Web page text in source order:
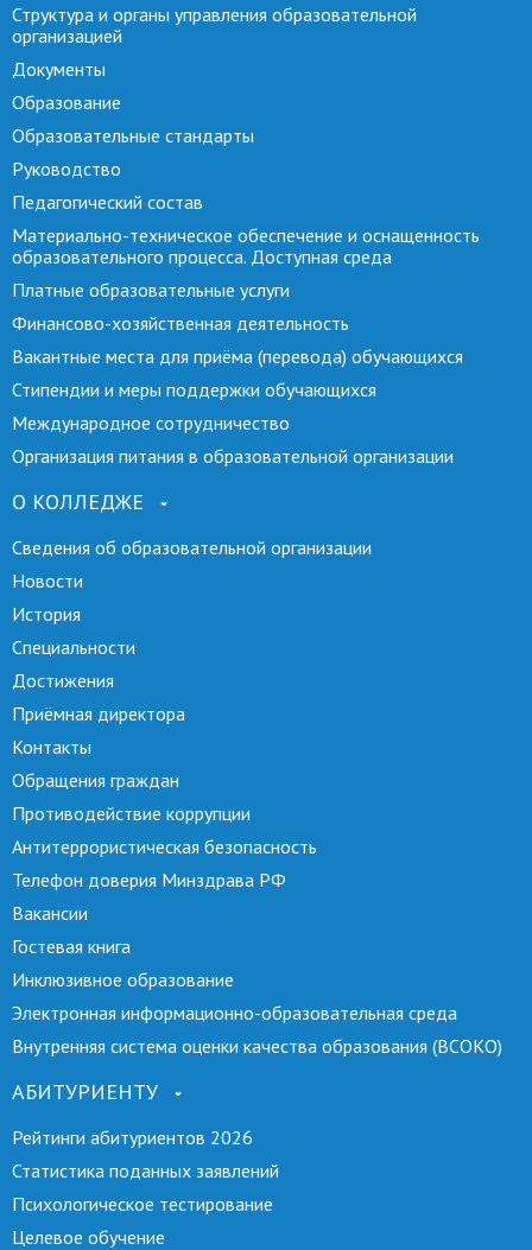
Структура и органы управления образовательной
организацией
Документы
Образование
Образовательные стандарты
Руководство
Педагогический состав
Материально-техническое обеспечение и оснащенность
образовательного процесса. Доступная среда
Платные образовательные услуги
Финансово-хозяйственная деятельность
Вакантные места для приёма (перевода) обучающихся
Стипендии и меры поддержки обучающихся
Международное сотрудничество
Организация питания в образовательной организации
О КОЛЛЕДЖЕ
Сведения об образовательной организации
Новости
История
Специальности
Достижения
Приёмная директора
Контакты
Обращения граждан
Противодействие коррупции
Антитеррористическая безопасность
Телефон доверия Минздрава РФ
Вакансии
Гостевая книга
Инклюзивное образование
Электронная информационно-образовательная среда
Внутренняя система оценки качества образования (ВСОКО)
АБИТУРИЕНТУ
Рейтинги абитуриентов 2026
Статистика поданных заявлений
Психологическое тестирование
Целевое обучение